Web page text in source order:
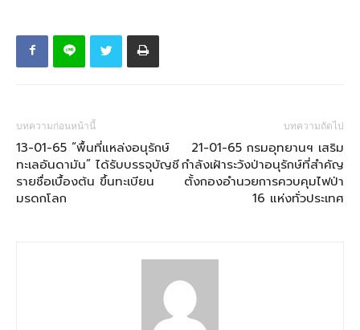
บทความก่อนหน้านี้
13-01-65 “พื้นที่แหล่งอนุรักษ์
ทะเลอันดามัน” ได้รับบรรจุบัญชี
รายชื่อเบื้องต้น ขึ้นทะเบียน
มรดกโลก
บทความถัดไป
21-01-65 กรมอุทยานฯ เสริม
กำลังเฝ้าระวังป่าอนุรักษ์ที่สำคัญ
ตั้งกองอำนวยการควบคุมไฟป่า
16 แห่งทั่วประเทศ